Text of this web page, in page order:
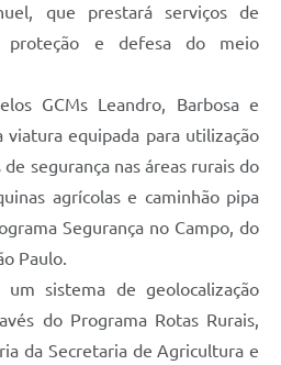
que prestará serviços de
proteção e defesa do meio
GCMs Leandro, Barbosa e
viatura equipada para utilização
segurança nas áreas rurais do
agrícolas e caminhão pipa
Segurança no Campo, do
Paulo.
sistema de geolocalização
do Programa Rotas Rurais,
da Secretaria de Agricultura e